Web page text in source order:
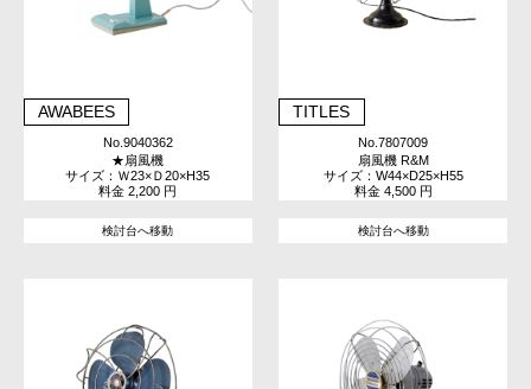
AWABEES
No.9040362
★扇風機
サイズ：Ｗ23×Ｄ20×H35
料金 2,200 円
検討台へ移動
TITLES
No.7807009
扇風機 R&M
サイズ：W44×D25×H55
料金 4,500 円
検討台へ移動